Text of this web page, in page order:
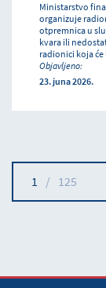
Ministarstvo
organizuje
otpremnica u
kvara ili
radionici koja
Objavljeno:
23. juna 2026.
1 / 125